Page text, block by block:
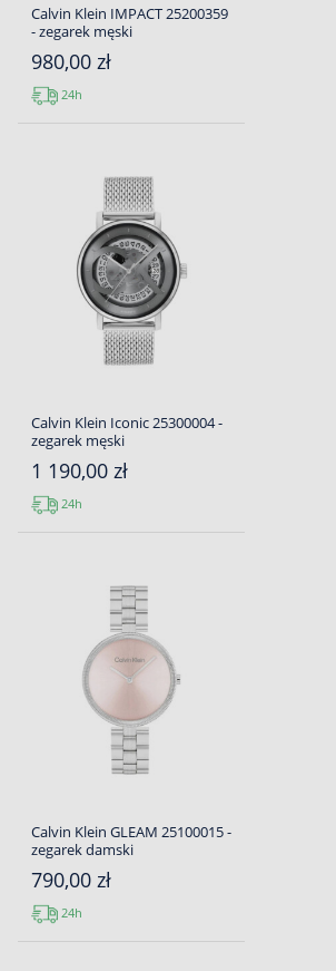
Calvin Klein IMPACT 25200359
- zegarek męski
980,00 zł
24h
Calvin Klein Iconic 25300004 -
zegarek męski
1 190,00 zł
24h
Calvin Klein GLEAM 25100015 -
zegarek damski
790,00 zł
24h